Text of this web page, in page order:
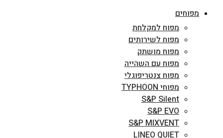
מפוחים
מפוח למקלחת
מפוח לשירותים
מפוח מושתק
מפוח עם השהייה
מפוח צנטריפוגלי
מפוחי TYPHOON
S&P Silent
S&P EVO
S&P MIXVENT
LINEO QUIET